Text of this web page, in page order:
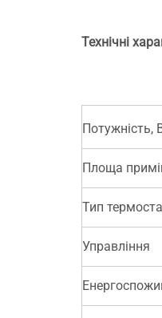
Технічні
Потужність,
Площа
Тип
Управління